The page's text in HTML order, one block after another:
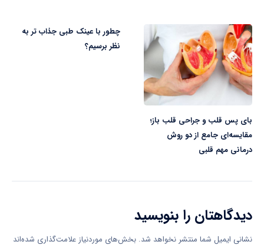
بای پس قلب و جراحی قلب باز؛
مقایسه‌ای جامع از دو روش
درمانی مهم قلبی
چطور با عینک طبی جذاب تر به
نظر برسیم؟
دیدگاهتان را بنویسید
نشانی ایمیل شما منتشر نخواهد شد. بخش‌های موردنیاز علامت‌گذاری شده‌اند